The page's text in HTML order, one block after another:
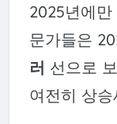
2025년에만
문가들은
러 선으로
여전히 상